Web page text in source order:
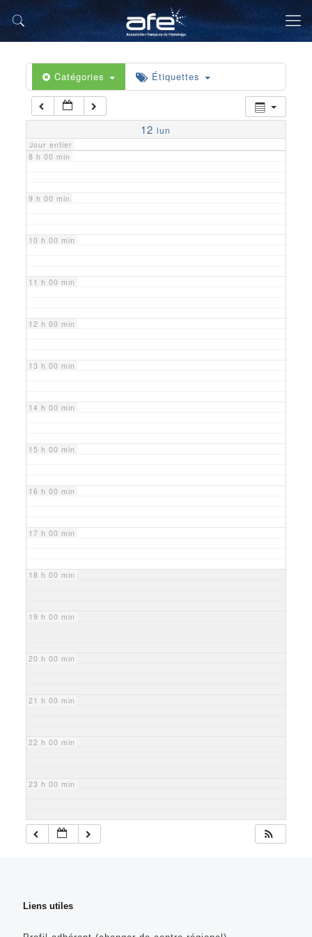
Catégories Étiquettes
12 lun
Jour entier
5 h 00 min
6 h 00 min
7 h 00 min
8 h 00 min
9 h 00 min
10 h 00 min
11 h 00 min
12 h 00 min
13 h 00 min
14 h 00 min
15 h 00 min
16 h 00 min
17 h 00 min
18 h 00 min
19 h 00 min
20 h 00 min
21 h 00 min
22 h 00 min
23 h 00 min
Liens utiles